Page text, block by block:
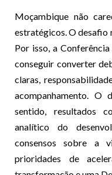
Moçambique não
estratégicos. O desafio
Por isso, a
conseguir converter
claras,
acompanhamento. O
sentido, resultados
analítico do
consensos sobre a
prioridades de